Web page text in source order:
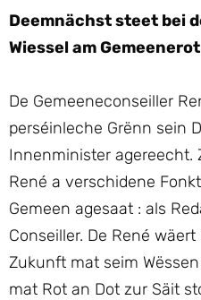
Deemnächst steet bei
Wiessel am
De Gemeeneconseiller
perséinleche Grënn sein
Innenminister agereecht.
René a verschidene
Gemeen agesaat : als
Conseiller. De René
Zukunft mat seim
mat Rot an Dot zur Säit